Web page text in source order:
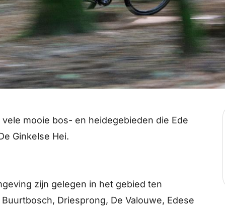
mooie bos- en heidegebieden die Ede
Ginkelse Hei.
zijn gelegen in het gebied ten
Driesprong, De Valouwe, Edese